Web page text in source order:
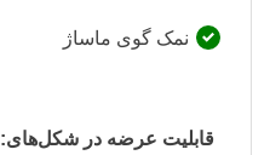
نمک گوی ماساژ
قابلیت عرضه در شکل‌های: